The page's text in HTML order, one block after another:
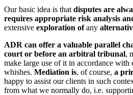
Our basic idea is that disputes are
requires appropriate risk analysis
extensive exploration ofany
ADR can offer a valuable parallel
court or before an arbitral tribunal,
make large use of it in accordance with
whishes. Mediation is, of course, a
happy to assist our clients in such
from what we normally do, i.e.